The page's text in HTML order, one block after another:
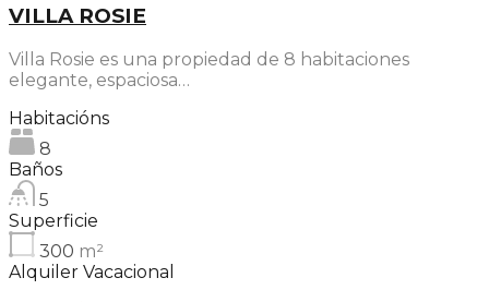
VILLA ROSIE
Villa Rosie es una propiedad de 8 habitaciones
elegante, espaciosa…
Habitacións
8
Baños
5
Superficie
300 m²
Alquiler Vacacional